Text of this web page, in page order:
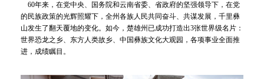
60年来，在党中央、国务院和云南省委、省政府的坚强领导下，在党
的民族政策的光辉照耀下，全州各族人民共同奋斗、共谋发展，千里彝
山发生了翻天覆地的变化。如今，楚雄州已成功打造出3张世界级名片：
世界恐龙之乡、东方人类故乡、中国彝族文化大观园，各项事业全面推
进，成绩瞩目。